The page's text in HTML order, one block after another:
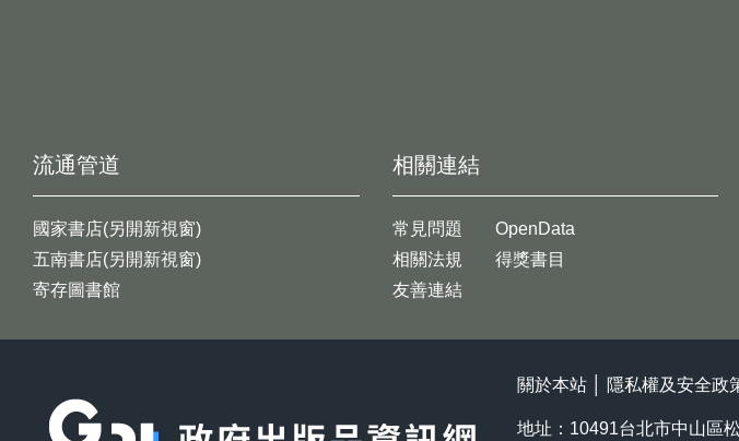
流通管道
國家書店(另開新視窗)
五南書店(另開新視窗)
寄存圖書館
相關連結
常見問題
相關法規
友善連結
OpenData
得獎書目
關於本站 隱私權及安全政
地址：10491台北市中山區